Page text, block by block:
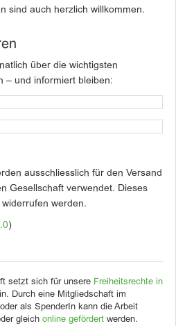
sind auch herzlich willkommen.
über die wichtigsten
– und informiert bleiben:
ausschliesslich für den Versand
Gesellschaft verwendet. Dieses
werden.
)
setzt sich für unsere Freiheitsrechte in
Durch eine Mitgliedschaft im
als SpenderIn kann die Arbeit
gleich online gefördert werden.